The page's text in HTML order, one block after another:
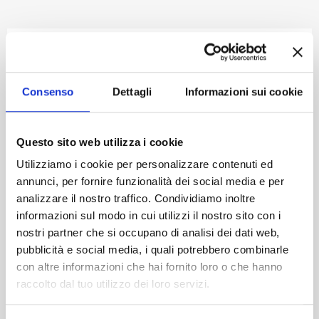
Consenso Dettagli Informazioni sui cookie
Questo sito web utilizza i cookie
Utilizziamo i cookie per personalizzare contenuti ed
annunci, per fornire funzionalità dei social media e per
analizzare il nostro traffico. Condividiamo inoltre
informazioni sul modo in cui utilizzi il nostro sito con i
nostri partner che si occupano di analisi dei dati web,
pubblicità e social media, i quali potrebbero combinarle
con altre informazioni che hai fornito loro o che hanno
raccolto dal tuo utilizzo dei loro servizi.